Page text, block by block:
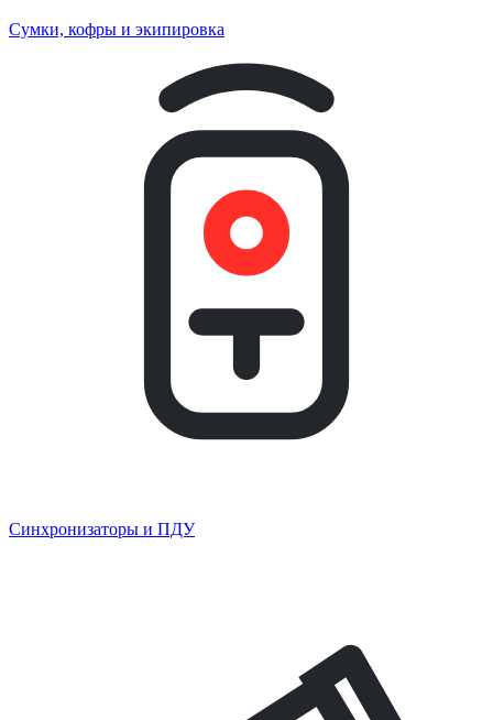
Сумки, кофры и экипировка
Синхронизаторы и ПДУ